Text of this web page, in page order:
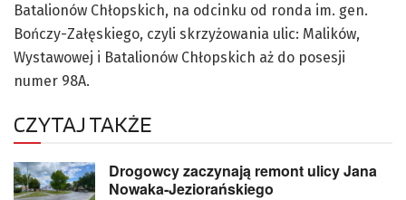
Batalionów Chłopskich, na odcinku od ronda im. gen.
Bończy-Załęskiego, czyli skrzyżowania ulic: Malików,
Wystawowej i Batalionów Chłopskich aż do posesji
numer 98A.
CZYTAJ TAKŻE
Drogowcy zaczynają remont ulicy Jana
Nowaka-Jeziorańskiego